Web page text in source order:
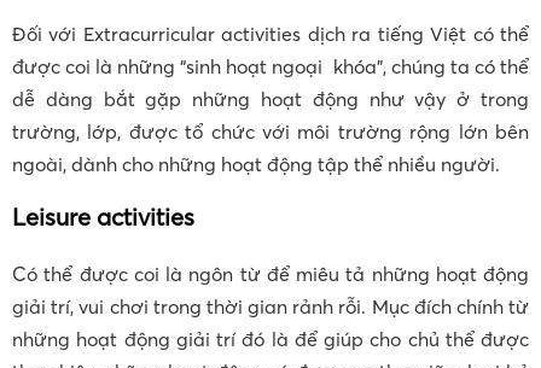
Đối với Extracurricular activities dịch ra tiếng Việt có thể
được coi là những “sinh hoạt ngoại khóa”, chúng ta có thể
dễ dàng bắt gặp những hoạt động như vậy ở trong
trường, lớp, được tổ chức với môi trường rộng lớn bên
ngoài, dành cho những hoạt động tập thể nhiều người.
Leisure activities
Có thể được coi là ngôn từ để miêu tả những hoạt động
giải trí, vui chơi trong thời gian rảnh rỗi. Mục đích chính từ
những hoạt động giải trí đó là để giúp cho chủ thể được